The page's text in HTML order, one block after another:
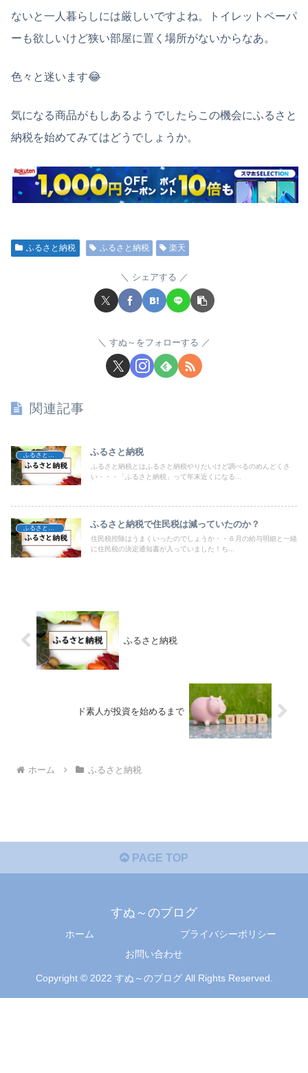
ないと一人暮らしには厳しいですよね。トイレットペーパ
ーも欲しいけど狭い部屋に置く場所がないからなあ。
色々と迷います😂
気になる商品がもしあるようでしたらこの機会にふるさと
納税を始めてみてはどうでしょうか。
ふるさと納税 ふるさと納税 楽天
シェアする
すぬ～をフォローする
関連記事
ふるさと納税
ふるさと納税とはふるさと納税やりたいけど調べるのめんどくさ
い・・・「ふるさと納税」って年末近くになる...
ふるさと納税で住民税は減っていたのか？
住民税控除はうまくいったのでしょうか・・６月の給与明細と一緒
に住民税の決定通知書が入っていました！ち...
ふるさと納税
ド素人が投資を始めるまで
ホーム ふるさと納税
PAGE TOP
すぬ～のブログ
ホーム
プライバシーポリシー
お問い合わせ
Copyright © 2022 すぬ～のブログ All Rights Reserved.